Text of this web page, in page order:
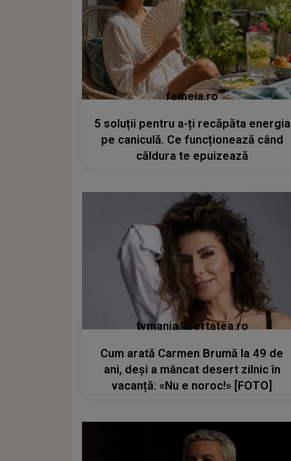
femeia.ro
5 soluții pentru a-ți recăpăta energia
pe caniculă. Ce funcționează când
căldura te epuizează
tvmania.libertatea.ro
Cum arată Carmen Brumă la 49 de
ani, deși a mâncat desert zilnic în
vacanță: «Nu e noroc!» [FOTO]